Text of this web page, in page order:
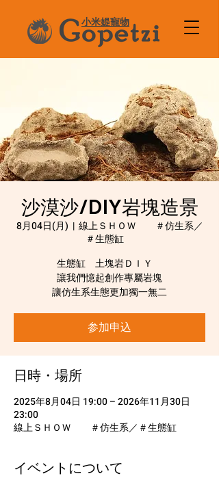
小米媞寵物
沙漠沙/DIY岩塊造景
8月04日(月)
  |
線上ＳＨＯＷ ＃仿生系／
＃生態缸
生態缸 土塊岩ＤＩＹ
讓我們憶起創作專屬岩塊
讓仿生系生態更加獨一無二
参加申込
日時・場所
2025年8月04日 19:00 – 2026年11月30日
23:00
線上ＳＨＯＷ ＃仿生系／＃生態缸
イベントについて